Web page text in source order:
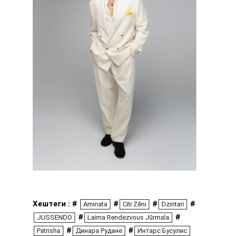
Хештеги : # Aminata # Citi Zēni # Dzintari #
JUSSENDO # Laima Rendezvous Jūrmala #
Patrisha # Динара Рудане # Интарс Бусулис